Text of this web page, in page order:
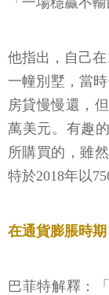
他指出，自己在
一幢別墅，當
房貸慢慢還，
萬美元。有趣
所購買的，雖
特於2018年以
在通貨膨脹時期
巴菲特解釋：